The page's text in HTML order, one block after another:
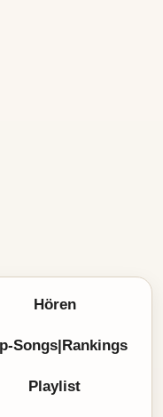
Hören
Songs|Rankings
Playlist